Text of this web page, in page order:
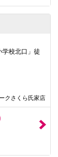
学校北口」徒
クさくら氏家店